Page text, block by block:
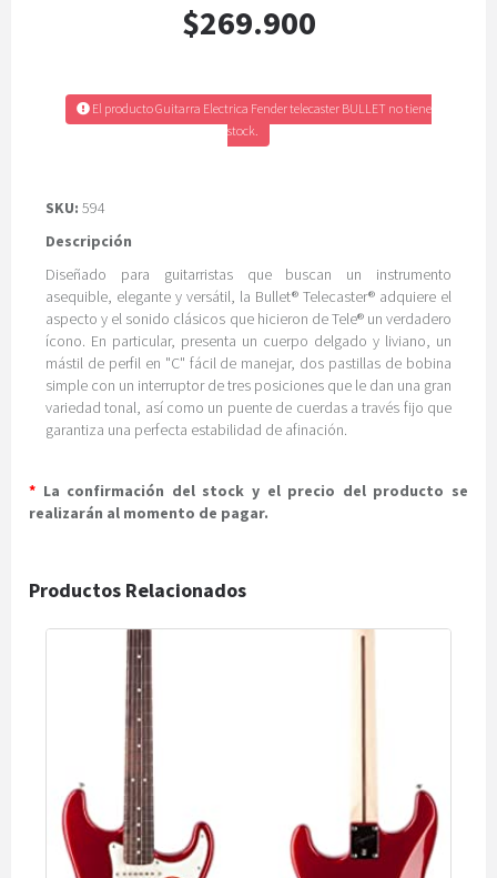
$269.900
El producto Guitarra Electrica Fender telecaster BULLET no tiene
stock.
SKU: 594
Descripción
Diseñado para guitarristas que buscan un instrumento
asequible, elegante y versátil, la Bullet® Telecaster® adquiere el
aspecto y el sonido clásicos que hicieron de Tele® un verdadero
ícono. En particular, presenta un cuerpo delgado y liviano, un
mástil de perfil en "C" fácil de manejar, dos pastillas de bobina
simple con un interruptor de tres posiciones que le dan una gran
variedad tonal, así como un puente de cuerdas a través fijo que
garantiza una perfecta estabilidad de afinación.
* La confirmación del stock y el precio del producto se
realizarán al momento de pagar.
Productos Relacionados